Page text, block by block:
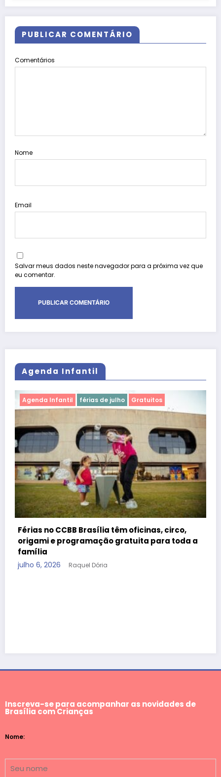
PUBLICAR COMENTÁRIO
Comentários
Nome
Email
Salvar meus dados neste navegador para a próxima vez que
eu comentar.
Agenda Infantil
Agenda Infantil férias de julho Gratuitos
Férias no CCBB Brasília têm oficinas, circo,
origami e programação gratuita para toda a
família
julho 6, 2026 Raquel Dória
Inscreva-se para acompanhar as novidades de
Brasília com Crianças
Nome: